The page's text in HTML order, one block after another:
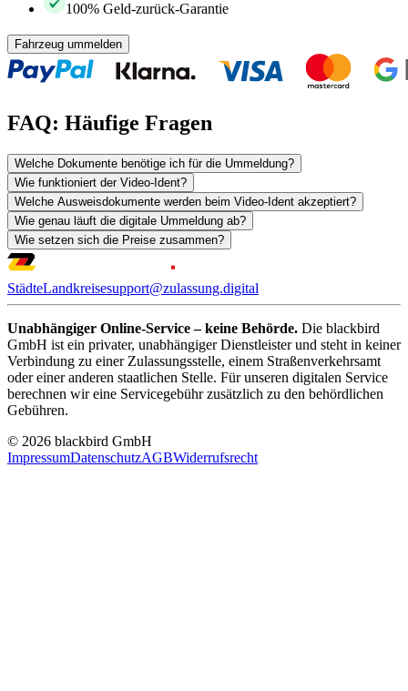
100% Geld-zurück-Garantie
Fahrzeug ummelden
FAQ: Häufige Fragen
Welche Dokumente benötige ich für die Ummeldung?
Wie funktioniert der Video-Ident?
Welche Ausweisdokumente werden beim Video-Ident akzeptiert?
Wie genau läuft die digitale Ummeldung ab?
Wie setzen sich die Preise zusammen?
StädteLandkreisesupport@zulassung.digital
Unabhängiger Online-Service – keine Behörde. Die blackbird
GmbH ist ein privater, unabhängiger Dienstleister und steht in keiner
Verbindung zu einer Zulassungsstelle, einem Straßenverkehrsamt
oder einer anderen staatlichen Stelle. Für unseren digitalen Service
berechnen wir eine Servicegebühr zusätzlich zu den behördlichen
Gebühren.
© 2026 blackbird GmbH
ImpressumDatenschutzAGBWiderrufsrecht